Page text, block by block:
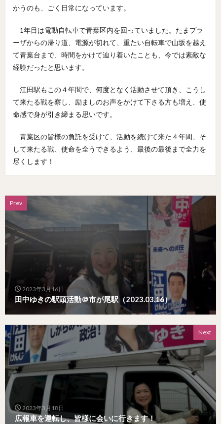
かうのも、ごく日常になっています。
1年目は電動自転車で青葉区内を回っていました。たまプラ
ーザからの帰り道、電源が切れて、重たい自転車で山坂を越え
て青葉台まで、時間をかけて辿り着いたことも、今では素敵な
経験だったと思います。
江田駅もこの４年間で、何度となく活動させて頂き、こうし
て来たる戦を察し、励ましのお声をかけて下さる方も増え、使
命感で身が引き締まる思いです。
青葉区の皆様の負託を受けて、活動を続けて来た４年間、そ
して来たる戦、使命を全うできるよう、最後の最後まで全力を
尽くします！
Prev
2023年3月16日
田中ゆきの駅頭活動＠市が尾駅（2023.03.16）
Next
2023年3月18日
広報車を運転し、皆様に会いに行きます！